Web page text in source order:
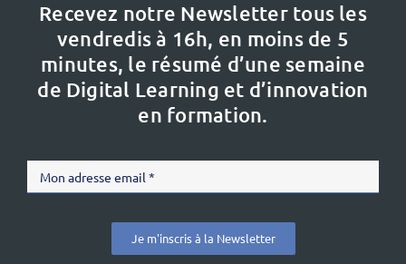
Recevez notre Newsletter tous les
vendredis à 16h, en moins de 5
minutes, le résumé d’une semaine
de Digital Learning et d’innovation
en formation.
Je m'inscris à la Newsletter